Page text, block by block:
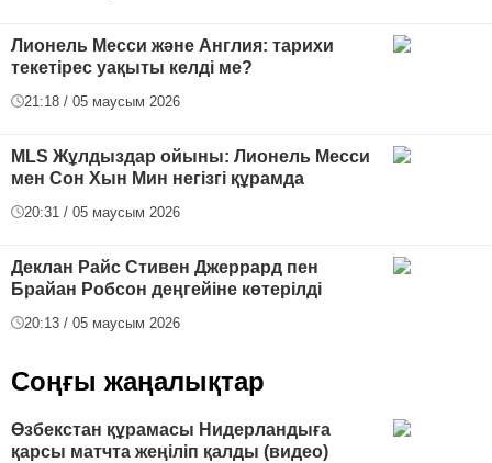
Лионель Месси және Англия: тарихи
текетірес уақыты келді ме?
21:18 / 05 маусым 2026
MLS Жұлдыздар ойыны: Лионель Месси
мен Сон Хын Мин негізгі құрамда
20:31 / 05 маусым 2026
Деклан Райс Стивен Джеррард пен
Брайан Робсон деңгейіне көтерілді
20:13 / 05 маусым 2026
Соңғы жаңалықтар
Өзбекстан құрамасы Нидерландыға
қарсы матчта жеңіліп қалды (видео)